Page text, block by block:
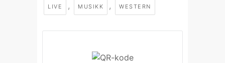
LIVE , MUSIKK , WESTERN